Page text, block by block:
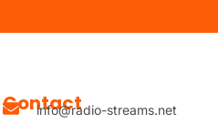
Contact
info@radio-streams.net